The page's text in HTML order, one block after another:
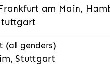
am Main,
(all genders)
Stuttgart